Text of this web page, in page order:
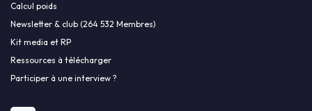
Calcul poids
Newsletter & club (264 532 Membres)
Kit media et RP
Ressources à télécharger
Participer à une interview ?